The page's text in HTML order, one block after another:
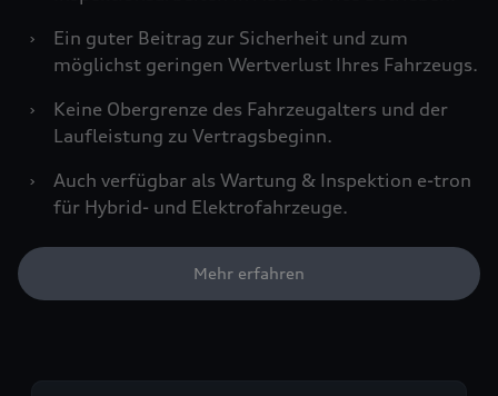
›
Ein guter Beitrag zur Sicherheit und zum
möglichst geringen Wertverlust Ihres Fahrzeugs.
›
Keine Obergrenze des Fahrzeugalters und der
Laufleistung zu Vertragsbeginn.
›
Auch verfügbar als Wartung & Inspektion e-tron
für Hybrid- und Elektrofahrzeuge.
Mehr erfahren